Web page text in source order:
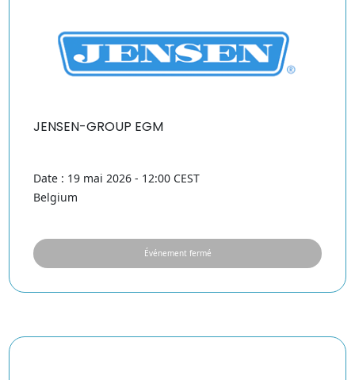
JENSEN-GROUP EGM
Date : 19 mai 2026 - 12:00 CEST
Belgium
Événement fermé